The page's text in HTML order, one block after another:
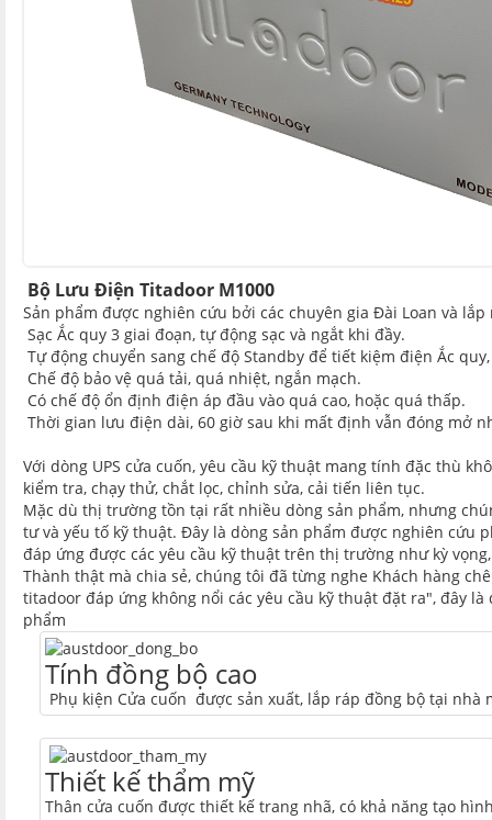
Bộ Lưu Điện Titadoor M1000
Sản phẩm được nghiên cứu bởi các chuyên gia Đài Loan và lắp
Sạc Ắc quy 3 giai đoạn, tự động sạc và ngắt khi đầy.
Tự động chuyển sang chế độ Standby để tiết kiệm điện Ắc
Chế độ bảo vệ quá tải, quá nhiệt, ngắn mạch.
Có chế độ ổn định điện áp đầu vào quá cao, hoặc quá thấp.
Thời gian lưu điện dài, 60 giờ sau khi mất định vẫn đóng mở
Với dòng UPS cửa cuốn, yêu cầu kỹ thuật mang tính đặc thù
kiểm tra, chạy thử, chắt lọc, chỉnh sửa, cải tiến liên tục.
Mặc dù thị trường tồn tại rất nhiều dòng sản phẩm, nhưng
tư và yếu tố kỹ thuật. Đây là dòng sản phẩm được nghiên cứu
đáp ứng được các yêu cầu kỹ thuật trên thị trường như kỳ
Thành thật mà chia sẻ, chúng tôi đã từng nghe Khách hàng
titadoor đáp ứng không nổi các yêu cầu kỹ thuật đặt ra", đây
phẩm
Tính đồng bộ cao
Phụ kiện Cửa cuốn được sản xuất, lắp ráp đồng bộ tại
Thiết kế thẩm mỹ
Thân cửa cuốn được thiết kế trang nhã, có khả năng tạo